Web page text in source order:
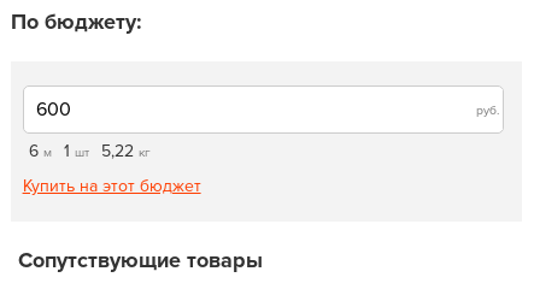
По бюджету:
руб.
6 м 1 шт 5,22 кг
Купить на этот бюджет
Сопутствующие товары